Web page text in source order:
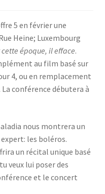
5 en février une
Heine; Luxembourg
cette époque, il efface.
au film basé sur
4, ou en remplacement
conférence débutera à
nous montrera un
les boléros.
un récital unique basé
veux lui poser des
et le concert